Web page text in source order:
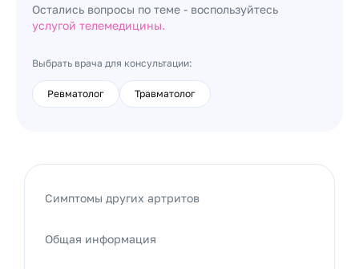
Остались вопросы по теме - воспользуйтесь
услугой телемедицины.
Выбрать врача для консультации:
Ревматолог Травматолог
Симптомы других артритов
Общая информация